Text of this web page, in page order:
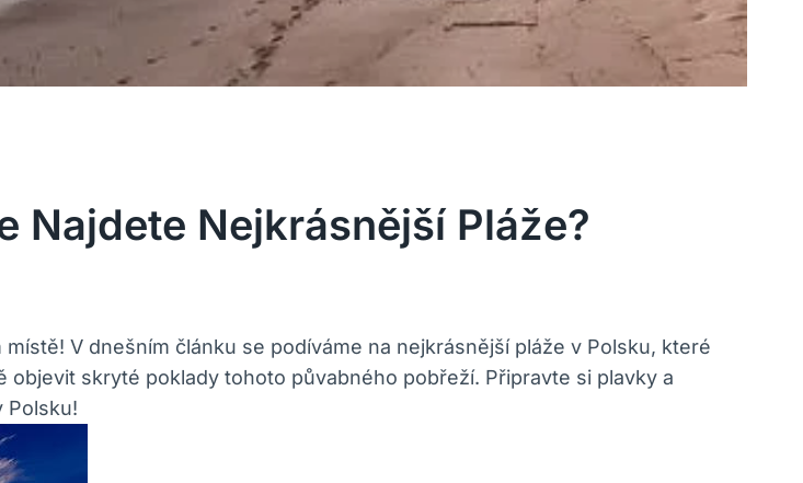
Najdete Nejkrásnější Pláže?
V dnešním článku se podíváme na nejkrásnější pláže v Polsku, které
skryté poklady tohoto půvabného pobřeží. Připravte si plavky a
Polsku!